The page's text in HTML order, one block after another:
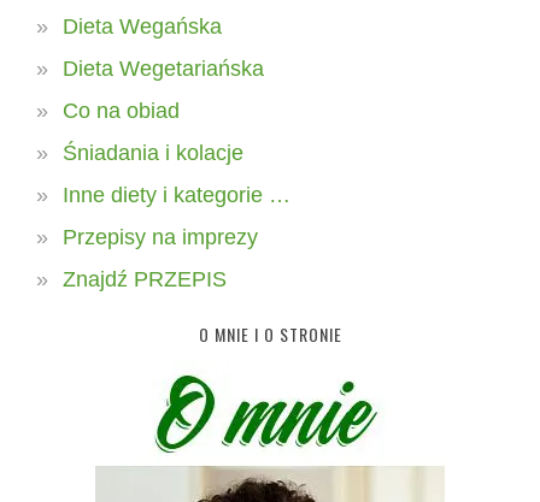
Dieta Wegańska
Dieta Wegetariańska
Co na obiad
Śniadania i kolacje
Inne diety i kategorie …
Przepisy na imprezy
Znajdź PRZEPIS
O MNIE I O STRONIE